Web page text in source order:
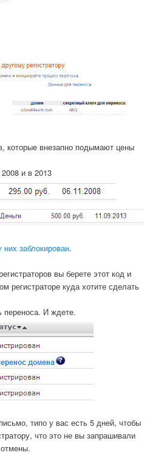
которые внезапно подымают цены
и в 2013
них заблокирован.
вы берете этот код и
регистраторе куда хотите сделать
переноса. И ждете.
типо у вас есть 5 дней, чтобы
что это не вы запрашивали